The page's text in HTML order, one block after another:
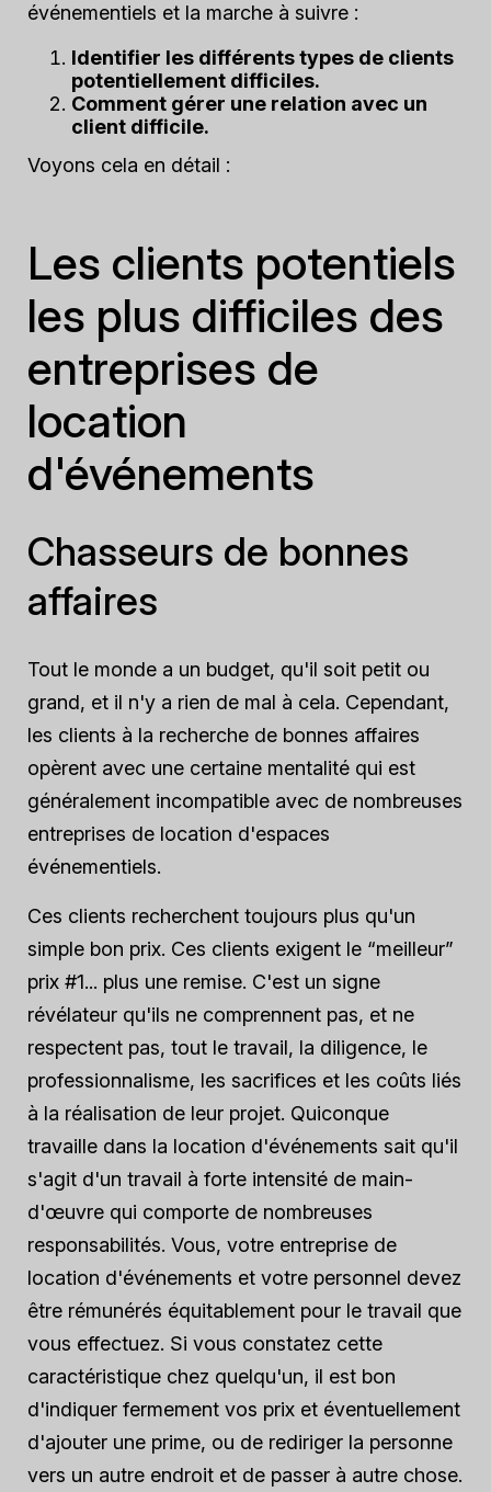
événementiels et la marche à suivre :
Identifier les différents types de clients
potentiellement difficiles.
Comment gérer une relation avec un
client difficile.
Voyons cela en détail :
Les clients potentiels
les plus difficiles des
entreprises de
location
d'événements
Chasseurs de bonnes
affaires
Tout le monde a un budget, qu'il soit petit ou
grand, et il n'y a rien de mal à cela. Cependant,
les clients à la recherche de bonnes affaires
opèrent avec une certaine mentalité qui est
généralement incompatible avec de nombreuses
entreprises de location d'espaces
événementiels.
Ces clients recherchent toujours plus qu'un
simple bon prix. Ces clients exigent le “meilleur”
prix #1... plus une remise. C'est un signe
révélateur qu'ils ne comprennent pas, et ne
respectent pas, tout le travail, la diligence, le
professionnalisme, les sacrifices et les coûts liés
à la réalisation de leur projet. Quiconque
travaille dans la location d'événements sait qu'il
s'agit d'un travail à forte intensité de main-
d'œuvre qui comporte de nombreuses
responsabilités. Vous, votre entreprise de
location d'événements et votre personnel devez
être rémunérés équitablement pour le travail que
vous effectuez. Si vous constatez cette
caractéristique chez quelqu'un, il est bon
d'indiquer fermement vos prix et éventuellement
d'ajouter une prime, ou de rediriger la personne
vers un autre endroit et de passer à autre chose.